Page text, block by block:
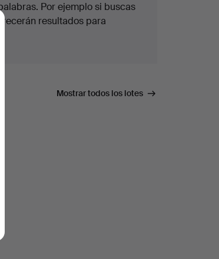
Por ejemplo si buscas
resultados para
Mostrar todos los lotes